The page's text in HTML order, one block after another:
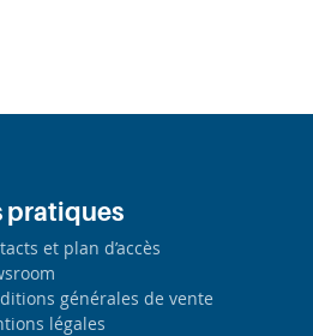
pratiques
et plan d’accès
générales de vente
légales